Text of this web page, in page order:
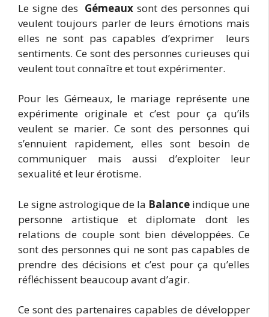
Le signe des Gémeaux sont des personnes qui
veulent toujours parler de leurs émotions mais
elles ne sont pas capables d’exprimer leurs
sentiments. Ce sont des personnes curieuses qui
veulent tout connaître et tout expérimenter.
Pour les Gémeaux, le mariage représente une
expérimente originale et c’est pour ça qu’ils
veulent se marier. Ce sont des personnes qui
s’ennuient rapidement, elles sont besoin de
communiquer mais aussi d’exploiter leur
sexualité et leur érotisme.
Le signe astrologique de la Balance indique une
personne artistique et diplomate dont les
relations de couple sont bien développées. Ce
sont des personnes qui ne sont pas capables de
prendre des décisions et c’est pour ça qu’elles
réfléchissent beaucoup avant d’agir.
Ce sont des partenaires capables de développer